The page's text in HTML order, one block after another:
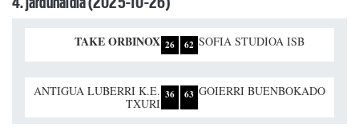
TAKE ORBINOX 26 62 SOFIA STUDIOA ISB
ANTIGUA LUBERRI K.E.
TXURI
36 63 GOIERRI BUENBOKADO